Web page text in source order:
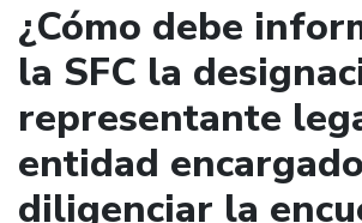
¿Cómo debe
la SFC la
representante
entidad
diligenciar la